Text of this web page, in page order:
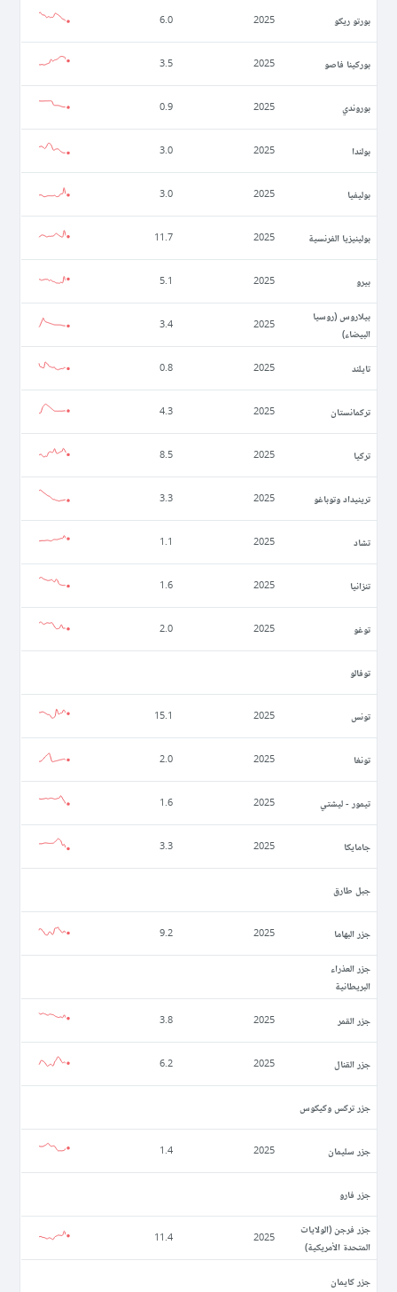
بورتو ريكو 2025
6.0
بوركينا فاصو 2025
3.5
بوروندي 2025
0.9
بولندا 2025
3.0
بوليفيا 2025
3.0
بولينيزيا الفرنسية 2025
11.7
بيرو 2025
5.1
بيلاروس (روسيا
البيضاء)
2025
3.4
تايلند 2025
0.8
تركمانستان 2025
4.3
تركيا 2025
8.5
ترينيداد وتوباغو 2025
3.3
تشاد 2025
1.1
تنزانيا 2025
1.6
توغو 2025
2.0
توفالو
تونس 2025
15.1
تونغا 2025
2.0
تيمور - ليشتي 2025
1.6
جامايكا 2025
3.3
جبل طارق
جزر البهاما 2025
9.2
جزر العذراء
البريطانية
جزر القمر 2025
3.8
جزر القنال 2025
6.2
جزر تركس وكيكوس
جزر سليمان 2025
1.4
جزر فارو
جزر فرجن (الولايات
المتحدة الأمريكية)
2025
11.4
جزر كايمان